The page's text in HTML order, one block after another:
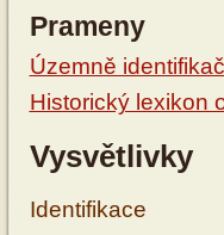
Prameny
Územně
Historický lexikon
Vysvětlivky
Identifikace